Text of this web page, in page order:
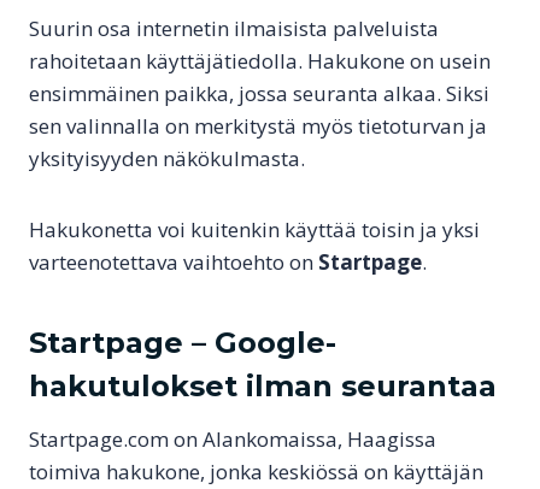
Suurin osa internetin ilmaisista palveluista
rahoitetaan käyttäjätiedolla. Hakukone on usein
ensimmäinen paikka, jossa seuranta alkaa. Siksi
sen valinnalla on merkitystä myös tietoturvan ja
yksityisyyden näkökulmasta.
Hakukonetta voi kuitenkin käyttää toisin ja yksi
varteenotettava vaihtoehto on Startpage.
Startpage – Google-
hakutulokset ilman seurantaa
Startpage.com on Alankomaissa, Haagissa
toimiva hakukone, jonka keskiössä on käyttäjän